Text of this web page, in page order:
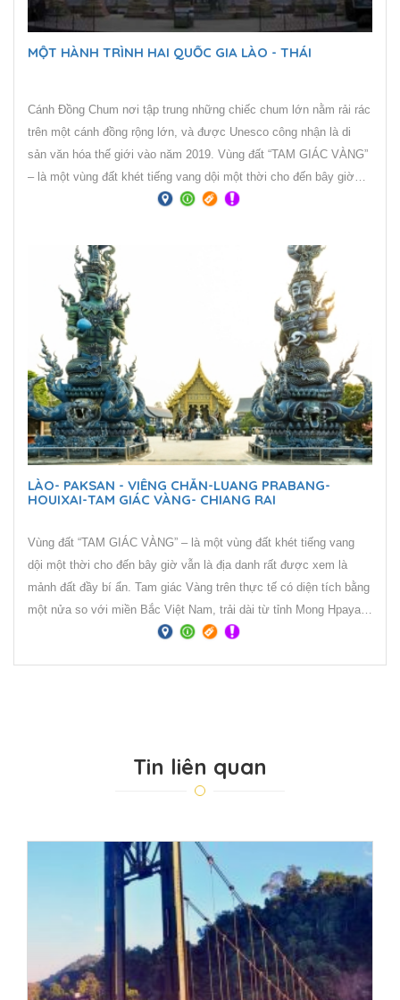
MỘT HÀNH TRÌNH HAI QUỐC GIA LÀO - THÁI
Cánh Đồng Chum nơi tập trung những chiếc chum lớn nằm rải rác
trên một cánh đồng rộng lớn, và được Unesco công nhận là di
sản văn hóa thế giới vào năm 2019. Vùng đất “TAM GIÁC VÀNG”
– là một vùng đất khét tiếng vang dội một thời cho đến bây giờ
vẫn là địa danh rất được xem là mảnh đất đầy bí ẩn. Tam giác
Nam, trải dài từ tỉnh Mong Hpayak của Myanmar, sang Chiang Rai
của Thái Lan và Phongsaly của Lào.
LÀO- PAKSAN - VIÊNG CHĂN-LUANG PRABANG-
HOUIXAI-TAM GIÁC VÀNG- CHIANG RAI
Vùng đất “TAM GIÁC VÀNG” – là một vùng đất khét tiếng vang
dội một thời cho đến bây giờ vẫn là địa danh rất được xem là
mảnh đất đầy bí ẩn. Tam giác Vàng trên thực tế có diện tích bằng
một nửa so với miền Bắc Việt Nam, trải dài từ tỉnh Mong Hpayak
của Myanmar, sang Chiang Rai của Thái Lan và Phongsaly của
Tin liên quan